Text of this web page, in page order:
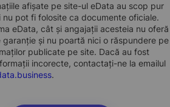
afișate pe site-ul eData au scop pur
nu pot fi folosite ca documente oficiale.
eData, cât și angajații acesteia nu oferă
garanție și nu poartă nici o răspundere pe
publicate pe site. Dacă au fost
incorecte, contactați-ne la emailul
.